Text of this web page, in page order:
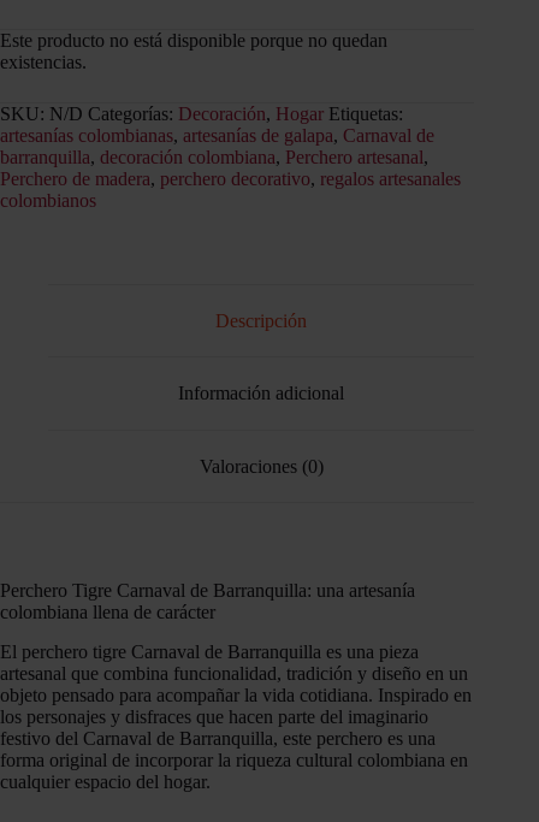
Este producto no está disponible porque no quedan
existencias.
SKU: N/D Categorías: Decoración, Hogar Etiquetas:
artesanías colombianas, artesanías de galapa, Carnaval de
barranquilla, decoración colombiana, Perchero artesanal,
Perchero de madera, perchero decorativo, regalos artesanales
colombianos
Descripción
Información adicional
Valoraciones (0)
Perchero Tigre Carnaval de Barranquilla: una artesanía
colombiana llena de carácter
El perchero tigre Carnaval de Barranquilla es una pieza
artesanal que combina funcionalidad, tradición y diseño en un
objeto pensado para acompañar la vida cotidiana. Inspirado en
los personajes y disfraces que hacen parte del imaginario
festivo del Carnaval de Barranquilla, este perchero es una
forma original de incorporar la riqueza cultural colombiana en
cualquier espacio del hogar.